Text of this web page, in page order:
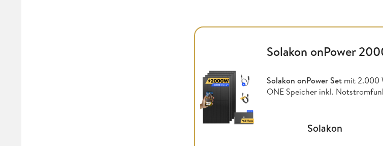
Solakon onPower
Solakon onPower Setmit 2.000
ONE Speicher inkl.
Solakon